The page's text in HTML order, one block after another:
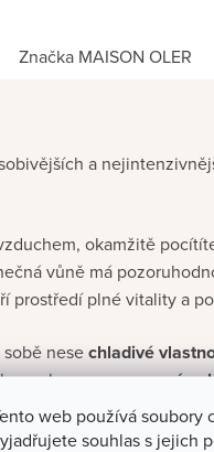
web používá soubory
souhlas s jejich
Značka MAISON OLER
a
okamžitě
vůně má
prostředí plné vitality a
nesechladivé
–v pravou oázu